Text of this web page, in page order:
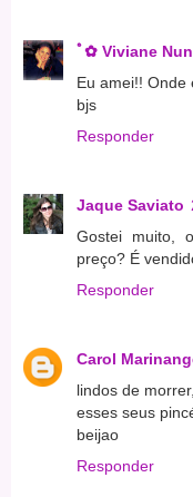
ﾟ✿ Viviane
Eu amei!! Onde
bjs
Responder
Jaque Saviato
Gostei muito,
preço? É
Responder
Carol
lindos de
esses seus
beijao
Responder